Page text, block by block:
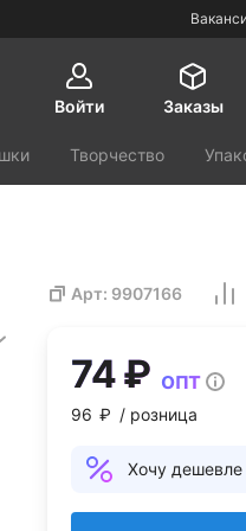
Войти
Заказы
Творчество
Арт: 9907166
74 ₽ опт
96 ₽ / розница
Хочу дешевле